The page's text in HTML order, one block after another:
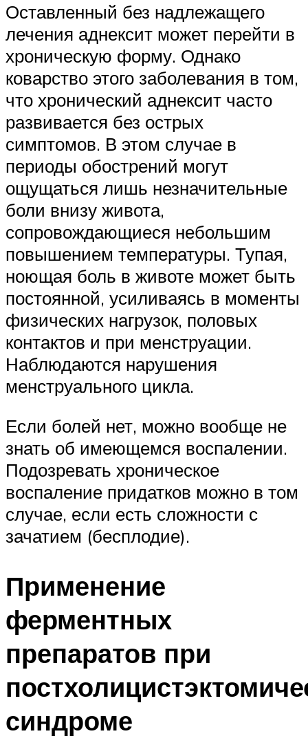
Оставленный без надлежащего
лечения аднексит может перейти в
хроническую форму. Однако
коварство этого заболевания в том,
что хронический аднексит часто
развивается без острых
симптомов. В этом случае в
периоды обострений могут
ощущаться лишь незначительные
боли внизу живота,
сопровождающиеся небольшим
повышением температуры. Тупая,
ноющая боль в животе может быть
постоянной, усиливаясь в моменты
физических нагрузок, половых
контактов и при менструации.
Наблюдаются нарушения
менструального цикла.
Если болей нет, можно вообще не
знать об имеющемся воспалении.
Подозревать хроническое
воспаление придатков можно в том
случае, если есть сложности с
зачатием (бесплодие).
Применение
ферментных
препаратов при
синдроме